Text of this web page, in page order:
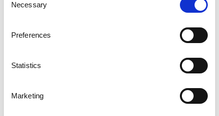
Selection
Necessary
Preferences
Statistics
Marketing